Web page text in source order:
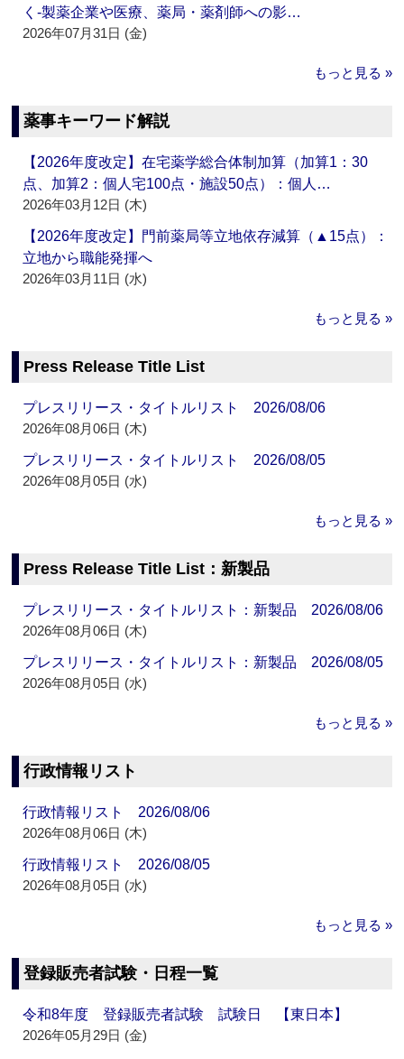
く‐製薬企業や医療、薬局・薬剤師への影…
2026年07月31日 (金)
もっと見る »
薬事キーワード解説
【2026年度改定】在宅薬学総合体制加算（加算1：30
点、加算2：個人宅100点・施設50点）：個人…
2026年03月12日 (木)
【2026年度改定】門前薬局等立地依存減算（▲15点）：
立地から職能発揮へ
2026年03月11日 (水)
もっと見る »
Press Release Title List
プレスリリース・タイトルリスト 2026/08/06
2026年08月06日 (木)
プレスリリース・タイトルリスト 2026/08/05
2026年08月05日 (水)
もっと見る »
Press Release Title List：新製品
プレスリリース・タイトルリスト：新製品 2026/08/06
2026年08月06日 (木)
プレスリリース・タイトルリスト：新製品 2026/08/05
2026年08月05日 (水)
もっと見る »
行政情報リスト
行政情報リスト 2026/08/06
2026年08月06日 (木)
行政情報リスト 2026/08/05
2026年08月05日 (水)
もっと見る »
登録販売者試験・日程一覧
令和8年度 登録販売者試験 試験日 【東日本】
2026年05月29日 (金)